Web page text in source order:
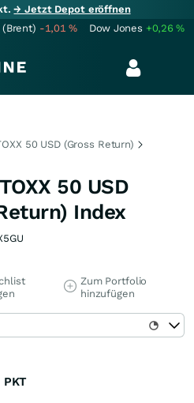
→ Jetzt Depot eröffnen
(Brent) -1,01% Dow Jones +0,26%
50 USD (Gross Return)
50 USD
Index
Zum Portfolio
hinzufügen
PKT